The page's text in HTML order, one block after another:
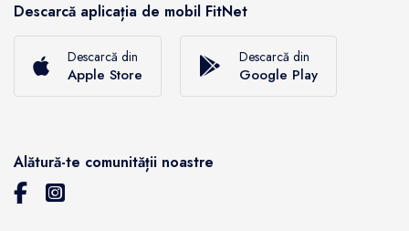
Descarcă aplicația de mobil FitNet
Descarcă din
Apple Store
Descarcă din
Google Play
Alătură-te comunității noastre